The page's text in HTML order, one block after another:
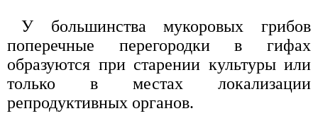
У большинства мукоровых грибов
поперечные перегородки в гифах
образуются при старении культуры или
только в местах локализации
репродуктивных органов.